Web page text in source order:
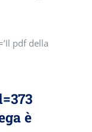
pdf della
è